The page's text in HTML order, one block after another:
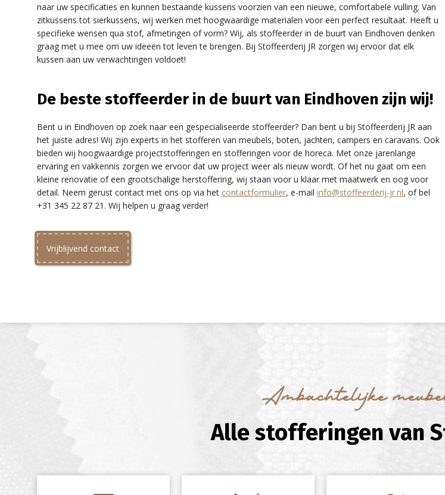
naar uw specificaties en kunnen bestaande kussens voorzien van een nieuwe, comfortabele vulling. Van
zitkussens tot sierkussens, wij werken met hoogwaardige materialen voor een perfect resultaat. Heeft u
specifieke wensen qua stof, afmetingen of vorm? Wij, als stoffeerder in de buurt van Eindhoven denken
graag met u mee om uw ideeën tot leven te brengen. Bij Stoffeerderij JR zorgen wij ervoor dat elk
kussen aan uw verwachtingen voldoet!
De beste stoffeerder in de buurt van Eindhoven zijn wij!
Bent u in Eindhoven op zoek naar een gespecialiseerde stoffeerder? Dan bent u bij Stoffeerderij JR aan
het juiste adres! Wij zijn experts in het stofferen van meubels, boten, jachten, campers en caravans. Ook
bieden wij hoogwaardige projectstofferingen en stofferingen voor de horeca. Met onze jarenlange
ervaring en vakkennis zorgen we ervoor dat uw project weer als nieuw wordt. Of het nu gaat om een
kleine renovatie of een grootschalige herstoffering, wij staan voor u klaar met maatwerk en oog voor
detail. Neem gerust contact met ons op via het contactformulier, e-mail info@stoffeerderij-jr.nl, of bel
+31 345 22 87 21. Wij helpen u graag verder!
Vrijblijvend contact
Ambachtelijke
Alle stofferingen van